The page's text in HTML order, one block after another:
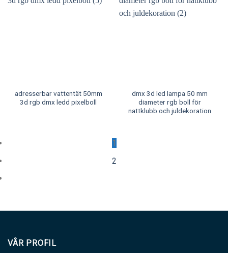
adresserbar vattentät 50mm
3d rgb dmx ledd pixelboll
dmx 3d led lampa 50 mm
diameter rgb boll för
nattklubb och juldekoration
1
2
VÅR PROFIL